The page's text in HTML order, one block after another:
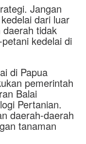
Jangan
dari luar
tidak
kedelai di
di Papua
pemerintah
Balai
Pertanian.
daerah-daerah
tanaman